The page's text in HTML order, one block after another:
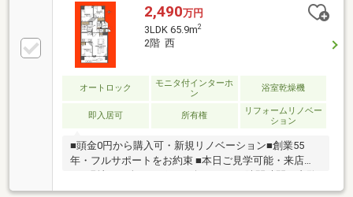
インテリアプランが考えやすいワイドなリビング■お
子様のお留守番にも安心、訪問者を確認できるＴＶモ
ニタ・インタホン付き□全居室収納付きで「自分の物
は自分でしまう」が自然に身に付く間取り■浴室には
浴室乾燥機つき、湿気を排しカビ防止に大活躍。冬季
のヒートショック緩和に
2,490万円
3LDK 65.9m2
2階 西
オートロック
モニタ付インターホ
ン
浴室乾燥機
即入居可 所有権
リフォームリノベー
ション
■頭金0円から購入可・新規リノベーション■創業55
年・フルサポートをお約束 ■本日ご見学可能・来店不
要■現地にて全てサポート致します■ □隙間時間で内覧
OK□